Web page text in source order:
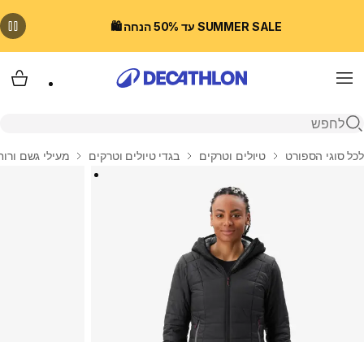
SUMMER SALE עד 50% הנחה 🛍️
Menu
פתיחת חיפוש
בית
לכל סוגי הספורט טיולים וטרקים בגדי טיולים וטרקים מעילי גשם